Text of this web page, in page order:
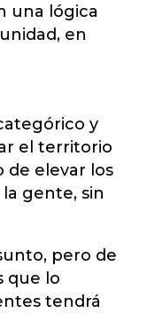
una lógica
en
y
el territorio
de elevar los
gente, sin
pero de
que lo
tendrá